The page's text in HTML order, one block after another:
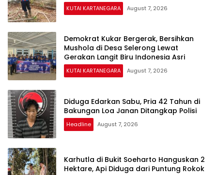
KUTAI KARTANEGARA August 7, 2026
Demokrat Kukar Bergerak, Bersihkan
Mushola di Desa Selerong Lewat
Gerakan Langit Biru Indonesia Asri
KUTAI KARTANEGARA August 7, 2026
Diduga Edarkan Sabu, Pria 42 Tahun di
Bakungan Loa Janan Ditangkap Polisi
Headline August 7, 2026
Karhutla di Bukit Soeharto Hanguskan 2
Hektare, Api Diduga dari Puntung Rokok